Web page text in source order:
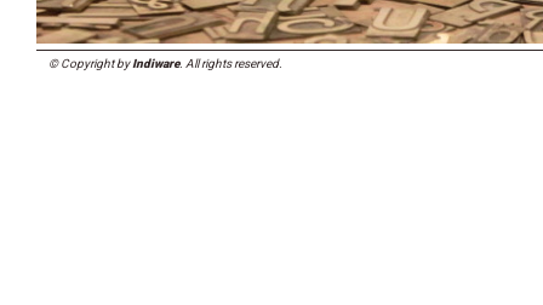
© Copyright byIndiware. All rights reserved.